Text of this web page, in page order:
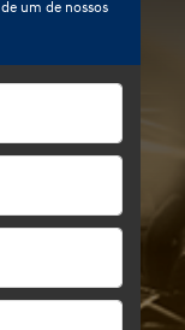
um de nossos